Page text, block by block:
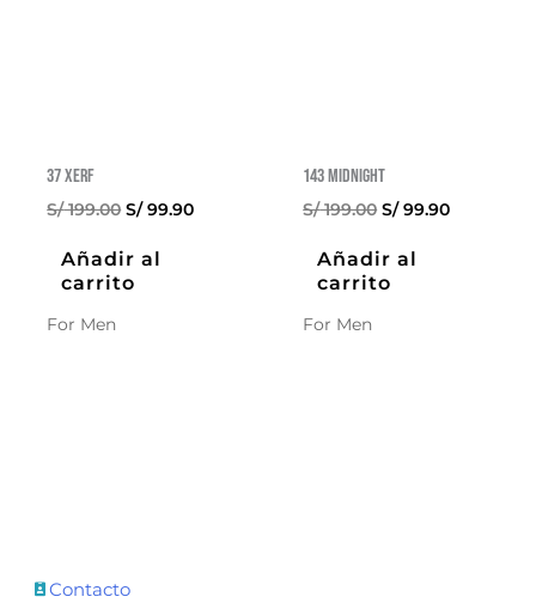
37 XERF
S/199.00 El
original
era:
S/ 199.00.
S/99.90El
Añadir al
carrito
For Men
143 Midnight
S/199.00 El
original
era:
S/ 199.00.
S/99.90El
Añadir al
carrito
For Men
Contacto